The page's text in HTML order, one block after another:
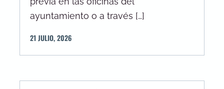
ayuntamiento o a través […]
21 JULIO,2026